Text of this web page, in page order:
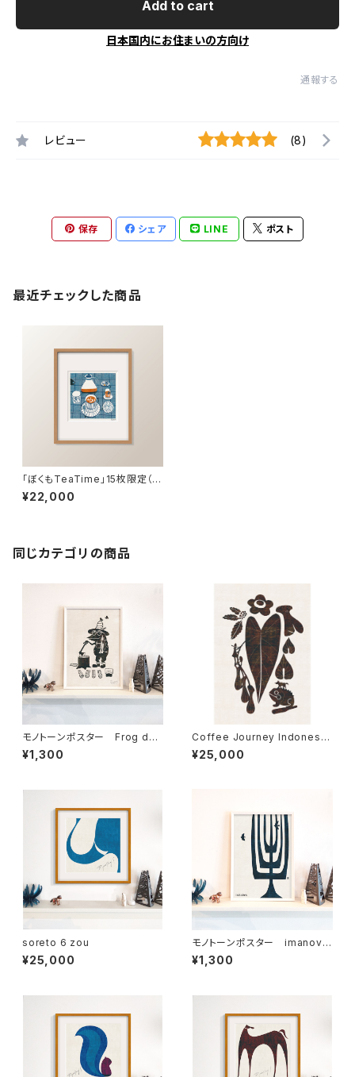
Add to cart
日本国内にお住まいの方向け
通報する
レビュー (8)
保存 シェア LINE ポスト
最近チェックした商品
「ぼくもTeaTime」15枚限定（フ
レーム・サイン・エディションNO.
付）
¥22,000
同じカテゴリの商品
モノトーンポスター Frog dad
loves camping カエル父さん
キャンプ好き
¥1,300
Coffee Journey Indonesia
7枚限定（フレーム・サイン・エ
ディションNO.付）
¥25,000
soreto 6 zou
¥25,000
モノトーンポスター imanova
Tree 1
¥1,300